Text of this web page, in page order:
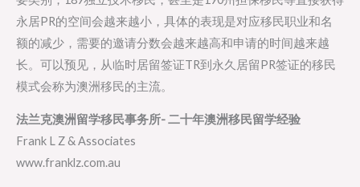
永居PR的空间会越来越小，具体的表现是对应移民职业和名
额的减少，需要的邀请分数会越来越高和申请的时间越来越
长。可以预见，从临时居留签证TR到永久居留PR签证的移民
模式会称为澳洲移民的主流。
法兰克澳洲留学移民事务所- 二十年澳洲移民留学经验
Frank L Z & Associates
www.franklz.com.au